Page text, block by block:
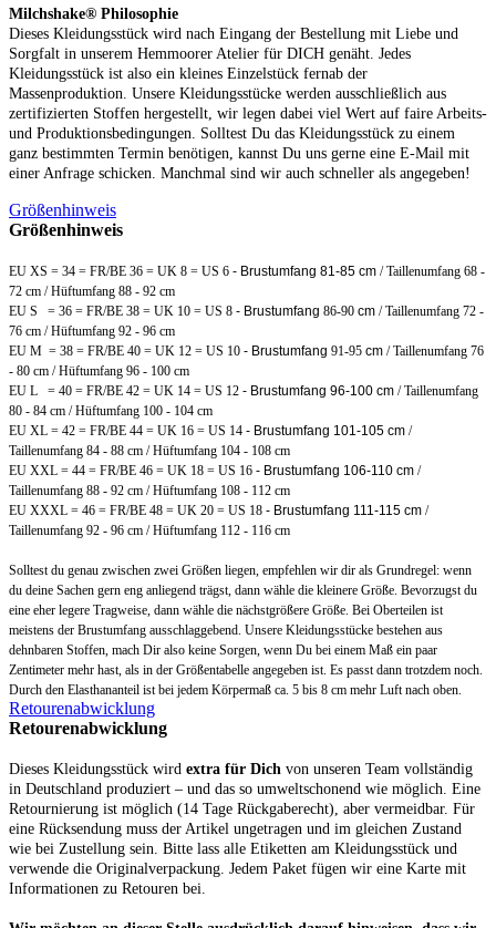
Milchshake® Philosophie
Dieses Kleidungsstück wird nach Eingang der Bestellung mit Liebe und
Sorgfalt in unserem Hemmoorer Atelier für DICH genäht. Jedes
Kleidungsstück ist also ein kleines Einzelstück fernab der
Massenproduktion. Unsere Kleidungsstücke werden ausschließlich aus
zertifizierten Stoffen hergestellt, wir legen dabei viel Wert auf faire Arbeits-
und Produktionsbedingungen. Solltest Du das Kleidungsstück zu einem
ganz bestimmten Termin benötigen, kannst Du uns gerne eine E-Mail mit
einer Anfrage schicken. Manchmal sind wir auch schneller als angegeben!
Größenhinweis
Größenhinweis
EU XS = 34 = FR/BE 36 = UK 8 = US 6 - Brustumfang 81-85 cm / Taillenumfang 68 -
72 cm / Hüftumfang 88 - 92 cm
EU S = 36 = FR/BE 38 = UK 10 = US 8 - Brustumfang 86-90 cm / Taillenumfang 72 -
76 cm / Hüftumfang 92 - 96 cm
EU M = 38 = FR/BE 40 = UK 12 = US 10 - Brustumfang 91-95 cm / Taillenumfang 76
- 80 cm / Hüftumfang 96 - 100 cm
EU L = 40 = FR/BE 42 = UK 14 = US 12 - Brustumfang 96-100 cm / Taillenumfang
80 - 84 cm / Hüftumfang 100 - 104 cm
EU XL = 42 = FR/BE 44 = UK 16 = US 14 - Brustumfang 101-105 cm /
Taillenumfang 84 - 88 cm / Hüftumfang 104 - 108 cm
EU XXL = 44 = FR/BE 46 = UK 18 = US 16 - Brustumfang 106-110 cm /
Taillenumfang 88 - 92 cm / Hüftumfang 108 - 112 cm
EU XXXL = 46 = FR/BE 48 = UK 20 = US 18 - Brustumfang 111-115 cm /
Taillenumfang 92 - 96 cm / Hüftumfang 112 - 116 cm
Solltest du genau zwischen zwei Größen liegen, empfehlen wir dir als Grundregel: wenn
du deine Sachen gern eng anliegend trägst, dann wähle die kleinere Größe. Bevorzugst du
eine eher legere Tragweise, dann wähle die nächstgrößere Größe. Bei Oberteilen ist
meistens der Brustumfang ausschlaggebend. Unsere Kleidungsstücke bestehen aus
dehnbaren Stoffen, mach Dir also keine Sorgen, wenn Du bei einem Maß ein paar
Zentimeter mehr hast, als in der Größentabelle angegeben ist. Es passt dann trotzdem noch.
Durch den Elasthananteil ist bei jedem Körpermaß ca. 5 bis 8 cm mehr Luft nach oben.
Retourenabwicklung
Retourenabwicklung
Dieses Kleidungsstück wird extra für Dich von unseren Team vollständig
in Deutschland produziert – und das so umweltschonend wie möglich. Eine
Retournierung ist möglich (14 Tage Rückgaberecht), aber vermeidbar. Für
eine Rücksendung muss der Artikel ungetragen und im gleichen Zustand
wie bei Zustellung sein. Bitte lass alle Etiketten am Kleidungsstück und
verwende die Originalverpackung. Jedem Paket fügen wir eine Karte mit
Informationen zu Retouren bei.